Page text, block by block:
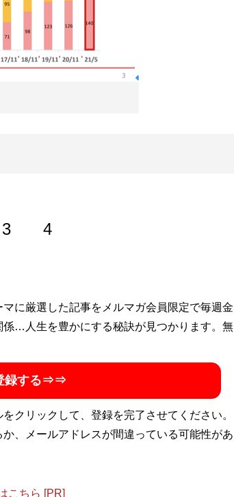
3 4
理事。（株）フィスコのシニアアナリストと
ャー企業の（株）日本クラウドキャピタルで
でも始められる 黒字転換2倍株で勝つ投資
に厳選した記事をメルマガ会員限定で毎週金
…人生を豊かにする秘訣が見つかります。無
録する⇒⇒
クリックして、登録を完了させてください。
、メールアドレスが間違っている可能性があ
こちら [PR]